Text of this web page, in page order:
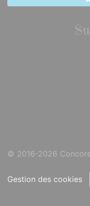
© 2016-2026
Gestion des cookies